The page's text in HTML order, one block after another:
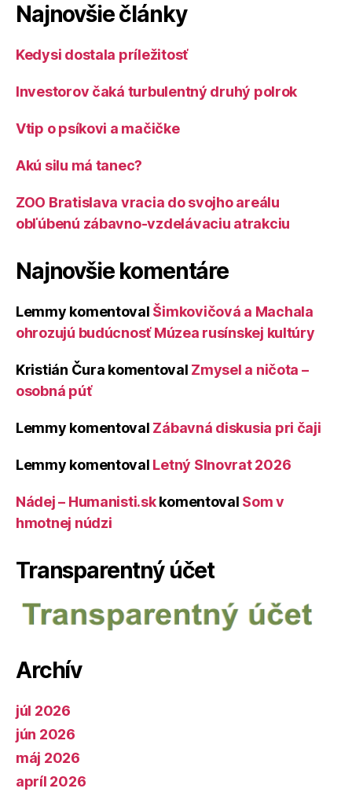
Najnovšie články
Kedysi dostala príležitosť
Investorov čaká turbulentný druhý polrok
Vtip o psíkovi a mačičke
Akú silu má tanec?
ZOO Bratislava vracia do svojho areálu
obľúbenú zábavno-vzdelávaciu atrakciu
Najnovšie komentáre
Lemmy komentoval Šimkovičová a Machala
ohrozujú budúcnosť Múzea rusínskej kultúry
Kristián Čura komentoval Zmysel a ničota –
osobná púť
Lemmy komentoval Zábavná diskusia pri čaji
Lemmy komentoval Letný Slnovrat 2026
Nádej – Humanisti.skkomentoval Som v
hmotnej núdzi
Transparentný účet
Archív
júl 2026
jún 2026
máj 2026
apríl 2026